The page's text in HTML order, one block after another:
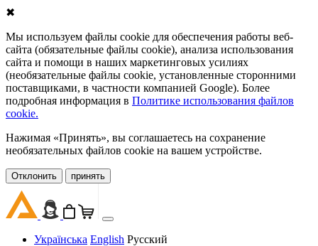
✖
Мы используем файлы cookie для обеспечения работы веб-
сайта (обязательные файлы cookie), анализа использования
сайта и помощи в наших маркетинговых усилиях
(необязательные файлы cookie, установленные сторонними
поставщиками, в частности компанией Google). Более
подробная информация в Политике использования файлов
cookie.
Нажимая «Принять», вы соглашаетесь на сохранение
необязательных файлов cookie на вашем устройстве.
Oтклонить принять
Українська English Русский